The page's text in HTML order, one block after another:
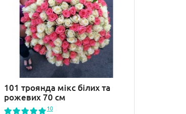
101 троянда мікс білих та
рожевих 70 см
10